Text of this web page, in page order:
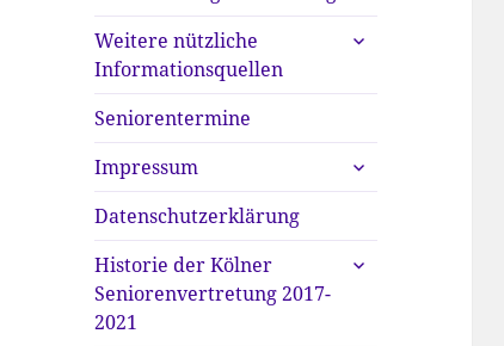
Weitere nützliche
Informationsquellen
untermenü
Seniorentermine
Impressum
untermenü
anzeigen
Datenschutzerklärung
Historie der Kölner
Seniorenvertretung 2017-
2021
untermenü